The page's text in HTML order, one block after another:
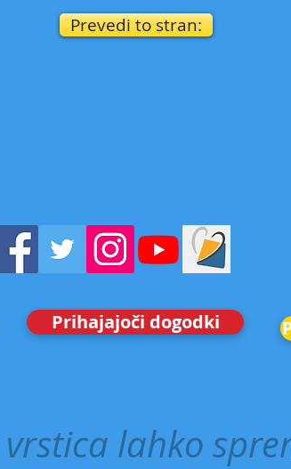
Prevedi to stran:
Prihajajoči dogodki
lahko